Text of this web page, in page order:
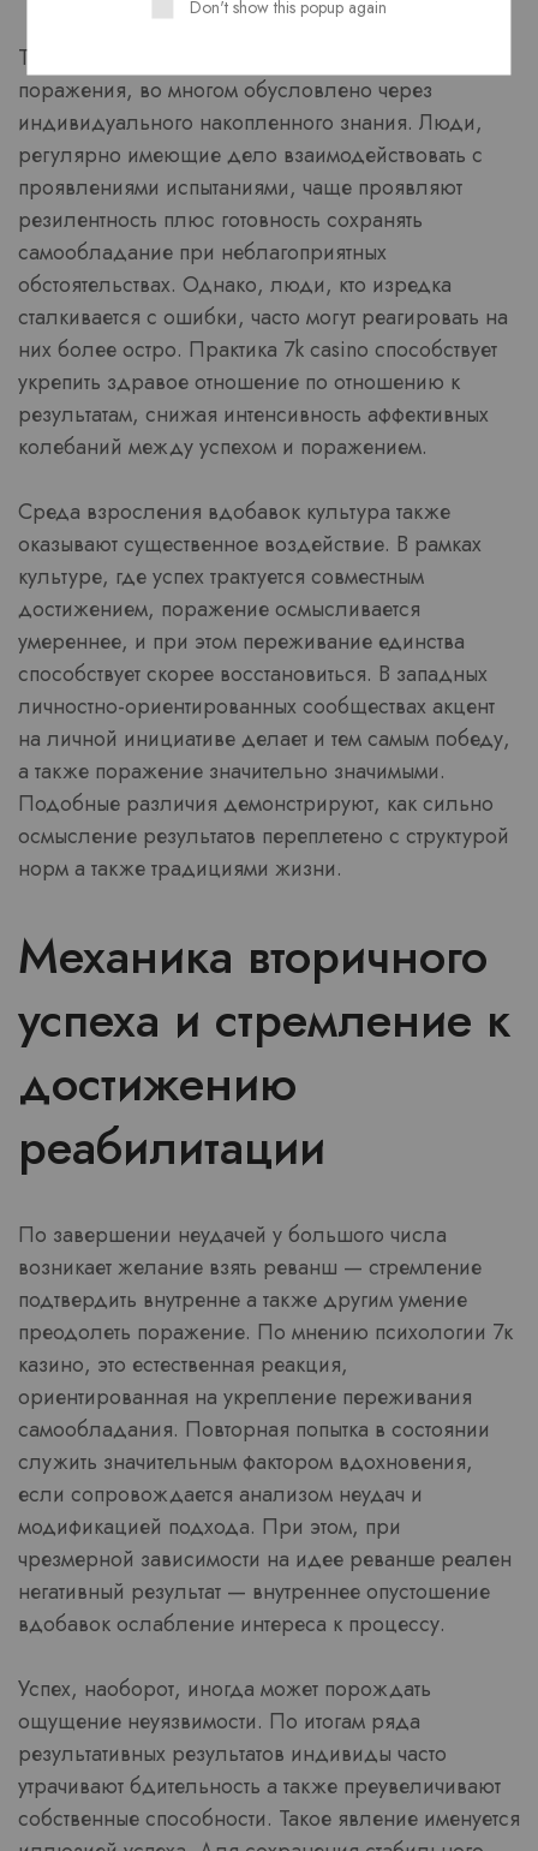
То, каким образом оцениваются успехи а также
поражения, во многом обусловлено через
индивидуального накопленного знания. Люди,
регулярно имеющие дело взаимодействовать с
проявлениями испытаниями, чаще проявляют
резилентность плюс готовность сохранять
самообладание при неблагоприятных
обстоятельствах. Однако, люди, кто изредка
сталкивается с ошибки, часто могут реагировать на
них более остро. Практика 7k casino способствует
укрепить здравое отношение по отношению к
результатам, снижая интенсивность аффективных
колебаний между успехом и поражением.
Среда взросления вдобавок культура также
оказывают существенное воздействие. В рамках
культуре, где успех трактуется совместным
достижением, поражение осмысливается
умереннее, и при этом переживание единства
способствует скорее восстановиться. В западных
личностно-ориентированных сообществах акцент
на личной инициативе делает и тем самым победу,
а также поражение значительно значимыми.
Подобные различия демонстрируют, как сильно
осмысление результатов переплетено с структурой
норм а также традициями жизни.
Механика вторичного
успеха и стремление к
достижению
реабилитации
По завершении неудачей у большого числа
возникает желание взять реванш — стремление
подтвердить внутренне а также другим умение
преодолеть поражение. По мнению психологии 7к
казино, это естественная реакция,
ориентированная на укрепление переживания
самообладания. Повторная попытка в состоянии
служить значительным фактором вдохновения,
если сопровождается анализом неудач и
модификацией подхода. При этом, при
чрезмерной зависимости на идее реванше реален
негативный результат — внутреннее опустошение
вдобавок ослабление интереса к процессу.
Успех, наоборот, иногда может порождать
ощущение неуязвимости. По итогам ряда
результативных результатов индивиды часто
утрачивают бдительность а также преувеличивают
собственные способности. Такое явление именуется
Don't show this popup again